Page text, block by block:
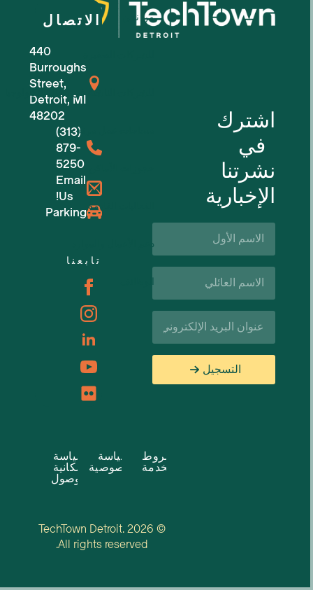
اشترك
في
نشرتنا
الإخبارية
الاسم
الأول*
اسم
العائلة*
البريد
الإلكتروني*
التسجيل
من نحن
للشركات الناشئة في مجال التكنولوجيا
الفعاليات القادمة
دعم الأعمال والموارد
الوظائف
الاتصال
440
Burroughs
Street,
Detroit, MI
48202
(313)
879-
5250
Email
Us!
Parking
تابعنا
شروط
الخدمة
سياسة
الخصوصية
سياسة
إمكانية
الوصول
© 2026 TechTown Detroit.
All rights reserved.